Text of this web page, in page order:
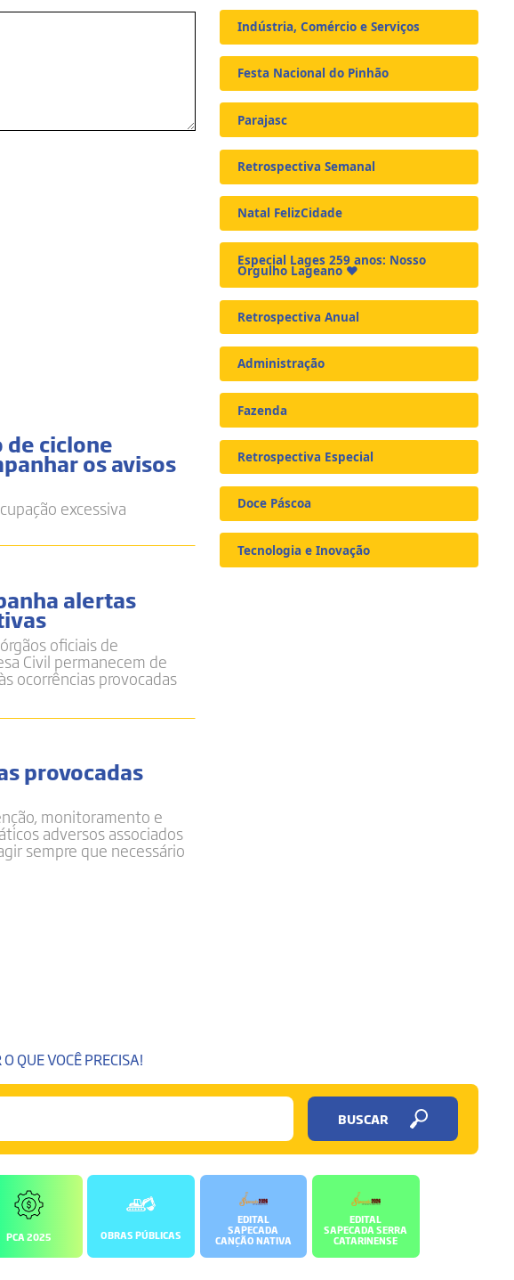
de ciclone
os avisos
excessiva
alertas
oficiais de
Civil permanecem de
ocorrências provocadas
provocadas
monitoramento e
adversos associados
sempre que necessário
Indústria, Comércio e Serviços
Festa Nacional do Pinhão
Parajasc
Retrospectiva Semanal
Natal FelizCidade
Especial Lages 259 anos: Nosso
Orgulho Lageano ❤️
Retrospectiva Anual
Administração
Fazenda
Retrospectiva Especial
Doce Páscoa
Tecnologia e Inovação
QUE VOCÊ PRECISA!
BUSCAR
PCA 2025 OBRAS PÚBLICAS
EDITAL
SAPECADA
CANÇÃO NATIVA
EDITAL
SAPECADA SERRA
CATARINENSE